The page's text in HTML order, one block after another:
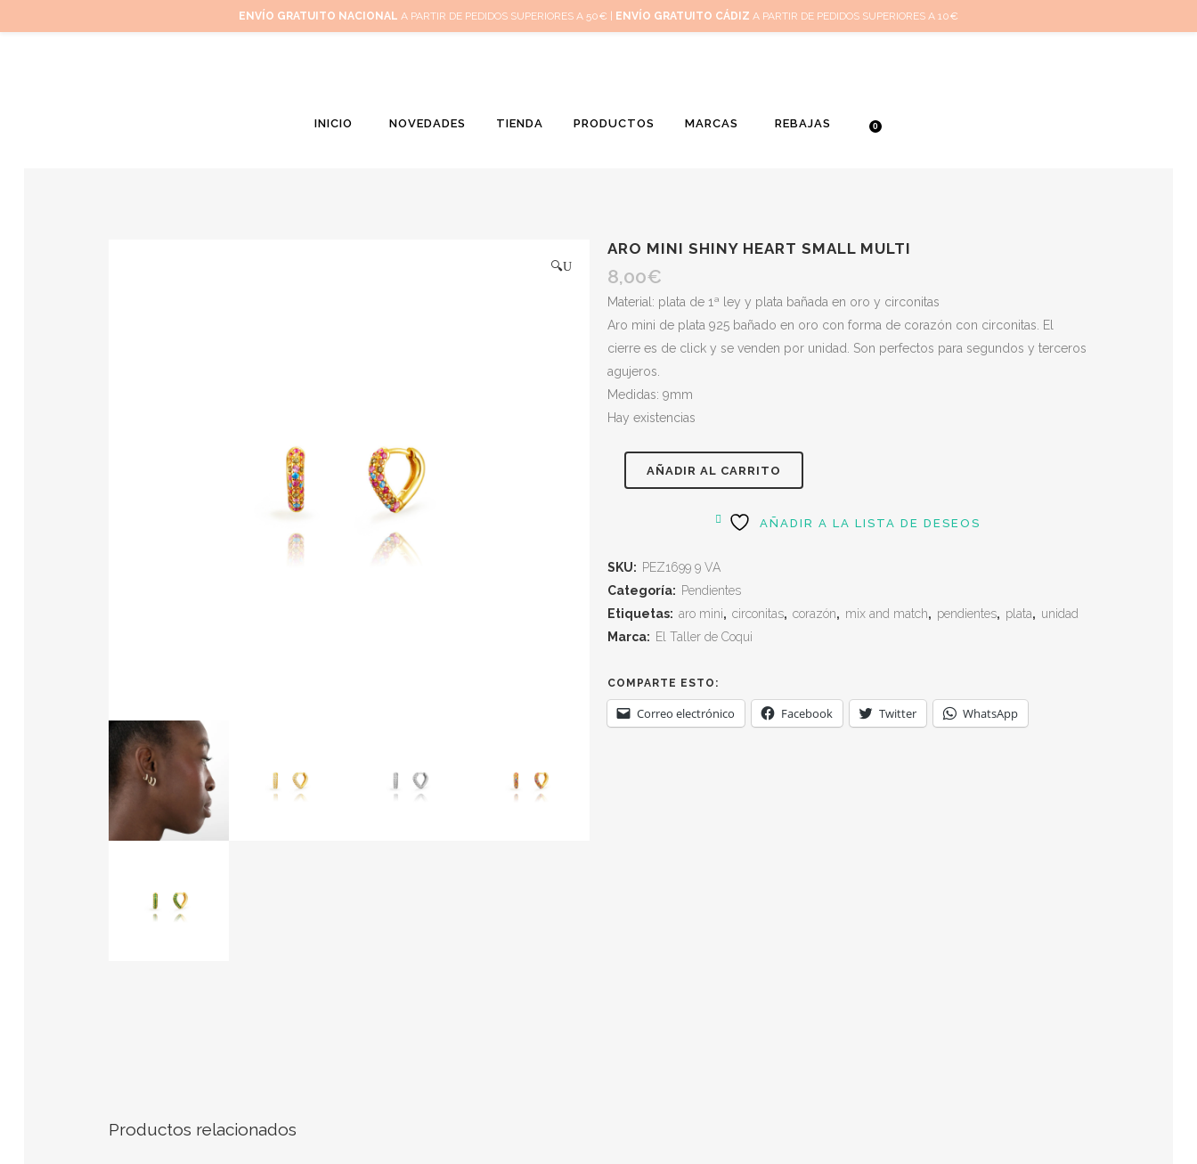
Inicio Mi cuenta Cuidado de tus joyas Conócenos
INICIO NOVEDADES TIENDA PRODUCTOS MARCAS REBAJAS 0
🔍
ARO MINI SHINY HEART SMALL MULTI
8,00€
Material: plata de 1ª ley y plata bañada en oro y circonitas
Aro mini de plata 925 bañado en oro con forma de corazón con circonitas. El
cierre es de click y se venden por unidad. Son perfectos para segundos y terceros
agujeros.
Medidas: 9mm
Hay existencias
AÑADIR AL CARRITO
AÑADIR A LA LISTA DE DESEOS
SKU: PEZ1699 9 VA
Categoría: Pendientes
Etiquetas: aro mini, circonitas, corazón, mix and match, pendientes, plata, unidad
Marca: El Taller de Coqui
COMPARTE ESTO:
Correo electrónico Facebook Twitter WhatsApp
Productos relacionados
ENVÍO GRATUITO NACIONAL A PARTIR DE PEDIDOS SUPERIORES A 50€ | ENVÍO GRATUITO CÁDIZ A PARTIR DE PEDIDOS SUPERIORES A 10€